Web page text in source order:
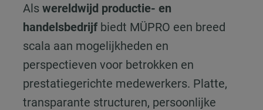
Als wereldwijd productie- en
handelsbedrijf biedt MÜPRO een breed
scala aan mogelijkheden en
perspectieven voor betrokken en
prestatiegerichte medewerkers. Platte,
transparante structuren, persoonlijke